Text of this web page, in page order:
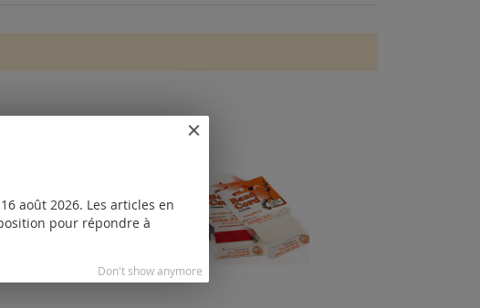
août 2026. Les articles en
pour répondre à
Don't show anymore